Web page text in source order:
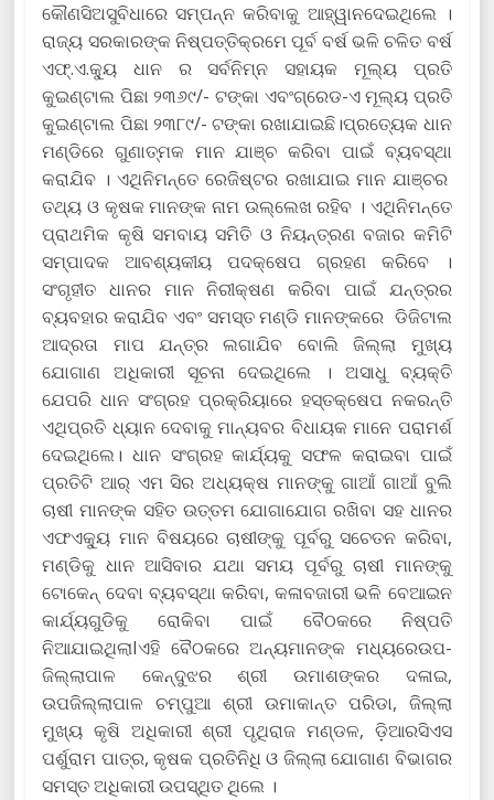
କୌଣସିଅସୁବିଧାରେ ସମ୍ପନ୍ନ କରିବାକୁ ଆହ୍ୱାନଦେଇଥିଲେ ।
ରାଜ୍ୟ ସରକାରଙ୍କ ନିଷ୍ପତ୍ତିକ୍ରମେ ପୂର୍ବ ବର୍ଷ ଭଳି ଚଳିତ ବର୍ଷ
ଏଫ୍.ଏ.କ୍ୟୁ ଧାନ ର ସର୍ବନିମ୍ନ ସହାୟକ ମୂଲ୍ୟ ପ୍ରତି
କୁଇଣ୍ଟାଲ ପିଛା ୨୩୬୯/- ଟଙ୍କା ଏବଂଗ୍ରେଡ-ଏ ମୂଲ୍ୟ ପ୍ରତି
କୁଇଣ୍ଟାଲ ପିଛା ୨୩୮୯/- ଟଙ୍କା ରଖାଯାଇଛି।ପ୍ରତ୍ୟେକ ଧାନ
ମଣ୍ଡିରେ ଗୁଣାତ୍ମକ ମାନ ଯାଞ୍ଚ କରିବା ପାଇଁ ବ୍ୟବସ୍ଥା
କରାଯିବ । ଏଥିନିମନ୍ତେ ରେଜିଷ୍ଟର ରଖାଯାଇ ମାନ ଯାଞ୍ଚର
ତଥ୍ୟ ଓ କୃଷକ ମାନଙ୍କ ନାମ ଉଲ୍ଲେଖ ରହିବ । ଏଥିନିମନ୍ତେ
ପ୍ରାଥମିକ କୃଷି ସମବାୟ ସମିତି ଓ ନିୟନ୍ତ୍ରଣ ବଜାର କମିଟି
ସମ୍ପାଦକ ଆବଶ୍ୟକୀୟ ପଦକ୍ଷେପ ଗ୍ରହଣ କରିବେ ।
ସଂଗୃହୀତ ଧାନର ମାନ ନିରୀକ୍ଷଣ କରିବା ପାଇଁ ଯନ୍ତ୍ରର
ବ୍ୟବହାର କରାଯିବ ଏବଂ ସମସ୍ତ ମଣ୍ଡି ମାନଙ୍କରେ ଡିଜିଟାଲ
ଆଦ୍ରତା ମାପ ଯନ୍ତ୍ର ଲଗାଯିବ ବୋଲି ଜିଲ୍ଲା ମୁଖ୍ୟ
ଯୋଗାଣ ଅଧିକାରୀ ସୂଚନା ଦେଇଥିଲେ । ଅସାଧୁ ବ୍ୟକ୍ତି
ଯେପରି ଧାନ ସଂଗ୍ରହ ପ୍ରକ୍ରିୟାରେ ହସ୍ତକ୍ଷେପ ନକରନ୍ତି
ଏଥିପ୍ରତି ଧ୍ୟାନ ଦେବାକୁ ମାନ୍ୟବର ବିଧାୟକ ମାନେ ପରାମର୍ଶ
ଦେଇଥିଲେ। ଧାନ ସଂଗ୍ରହ କାର୍ଯ୍ୟକୁ ସଫଳ କରାଇବା ପାଇଁ
ପ୍ରତିଟି ଆର୍ ଏମ ସିର ଅଧ୍ୟକ୍ଷ ମାନଙ୍କୁ ଗାଆଁ ଗାଆଁ ବୁଲି
ଚାଷୀ ମାନଙ୍କ ସହିତ ଉତ୍ତମ ଯୋଗାଯୋଗ ରଖିବା ସହ ଧାନର
ଏଫଏକ୍ୟୁ ମାନ ବିଷୟରେ ଚାଷୀଙ୍କୁ ପୂର୍ବରୁ ସଚେତନ କରିବା,
ମଣ୍ଡିକୁ ଧାନ ଆସିବାର ଯଥା ସମୟ ପୂର୍ବରୁ ଚାଷୀ ମାନଙ୍କୁ
ଟୋକେନ୍ ଦେବା ବ୍ୟବସ୍ଥା କରିବା, କଳାବଜାରୀ ଭଳି ବେଆଇନ
କାର୍ଯ୍ୟଗୁଡିକୁ ରୋକିବା ପାଇଁ ବୈଠକରେ ନିଷ୍ପତି
ନିଆଯାଇଥିଲାIଏହି ବୈଠକରେ ଅନ୍ୟମାନଙ୍କ ମଧ୍ୟରେଉପ-
ଜିଲ୍ଲାପାଳ କେନ୍ଦୁଝର ଶ୍ରୀ ଉମାଶଙ୍କର ଦଳାଇ,
ଉପଜିଲ୍ଲାପାଳ ଚମ୍ପୁଆ ଶ୍ରୀ ଉମାକାନ୍ତ ପରିଡା, ଜିଲ୍ଲା
ମୁଖ୍ୟ କୃଷି ଅଧିକାରୀ ଶ୍ରୀ ପୃଥିରାଜ ମଣ୍ଡଳ, ଡ଼ିଆରସିଏସ
ପର୍ଶୁରାମ ପାତ୍ର, କୃଷକ ପ୍ରତିନିଧି ଓ ଜିଲ୍ଲା ଯୋଗାଣ ବିଭାଗର
ସମସ୍ତ ଅଧିକାରୀ ଉପସ୍ଥିତ ଥିଲେ ।